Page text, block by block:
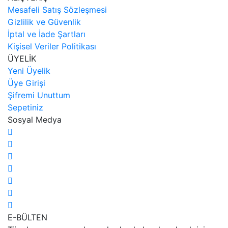
Mesafeli Satış Sözleşmesi
Gizlilik ve Güvenlik
İptal ve İade Şartları
Kişisel Veriler Politikası
ÜYELİK
Yeni Üyelik
Üye Girişi
Şifremi Unuttum
Sepetiniz
Sosyal Medya
E-BÜLTEN